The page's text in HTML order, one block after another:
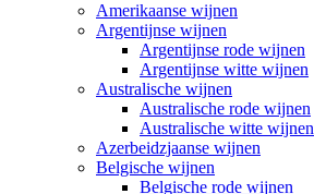
Amerikaanse wijnen
Argentijnse wijnen
Argentijnse rode wijnen
Argentijnse witte wijnen
Australische wijnen
Australische rode wijnen
Australische witte wijnen
Azerbeidzjaanse wijnen
Belgische wijnen
Belgische rode wijnen